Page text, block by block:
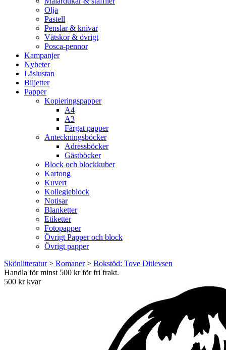
Olja
Pastell
Penslar & knivar
Vätskor & övrigt
Posca-pennor
Kampanjer
Nyheter
Läslustan
Biljetter
Papper
Kopieringspapper
A4
A3
Färgat papper
Anteckningsböcker
Adressböcker
Gästböcker
Block och blockkuber
Kartong
Kuvert
Kollegieblock
Notisar
Blanketter
Etiketter
Fotopapper
Övrigt Papper och block
Övrigt papper
Skönlitteratur> Romaner> Bokstöd: Tove Ditlevsen
Handla för minst 500 kr för fri frakt.
500 kr kvar